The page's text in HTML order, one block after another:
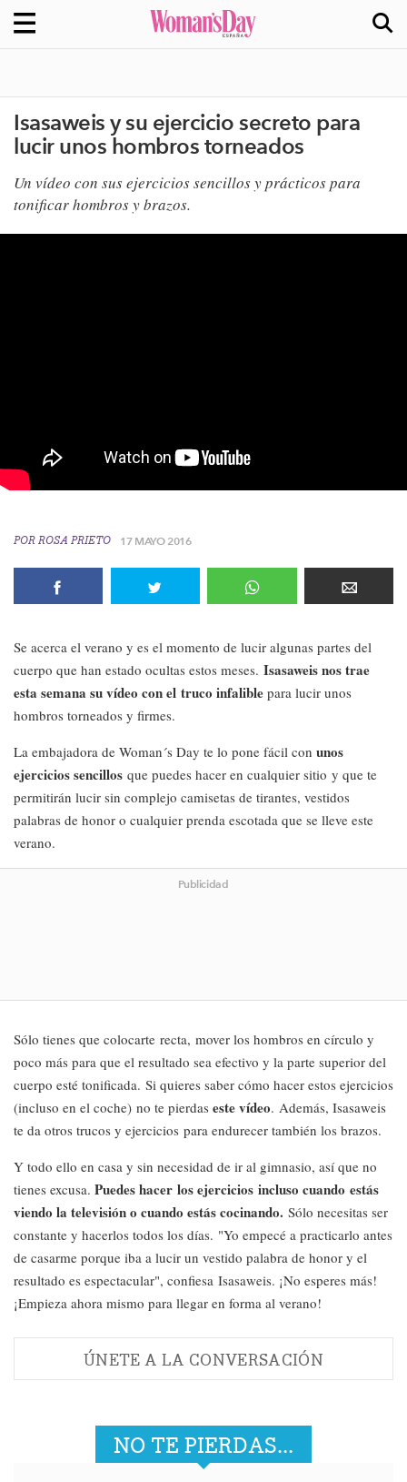
Isasaweis y su ejercicio secreto para
lucir unos hombros torneados
Un vídeo con sus ejercicios sencillos y prácticos para
tonificar hombros y brazos.​
POR ROSA PRIETO 17 MAYO 2016
Se acerca el verano y es el momento de lucir algunas partes del
cuerpo que han estado ocultas estos meses. Isasaweis nos trae
esta semana su vídeo con el truco infalible para lucir unos
hombros torneados y firmes.
La embajadora de Woman´s Day te lo pone fácil con unos
ejercicios sencillos que puedes hacer en cualquier sitio y que te
permitirán lucir sin complejo camisetas de tirantes, vestidos
palabras de honor o cualquier prenda escotada que se lleve este
verano.
Publicidad
Sólo tienes que colocarte recta, mover los hombros en círculo y
poco más para que el resultado sea efectivo y la parte superior del
cuerpo esté tonificada. Si quieres saber cómo hacer estos ejercicios
(incluso en el coche) no te pierdas este vídeo. Además, Isasaweis
te da otros trucos y ejercicios para endurecer también los brazos.
Y todo ello en casa y sin necesidad de ir al gimnasio, así que no
tienes excusa. Puedes hacer los ejercicios incluso cuando estás
viendo la televisión o cuando estás cocinando. Sólo necesitas ser
constante y hacerlos todos los días. "Yo empecé a practicarlo antes
de casarme porque iba a lucir un vestido palabra de honor y el
resultado es espectacular", confiesa Isasaweis. ¡No esperes más!
¡Empieza ahora mismo para llegar en forma al verano!
ÚNETE A LA CONVERSACIÓN
NO TE PIERDAS...